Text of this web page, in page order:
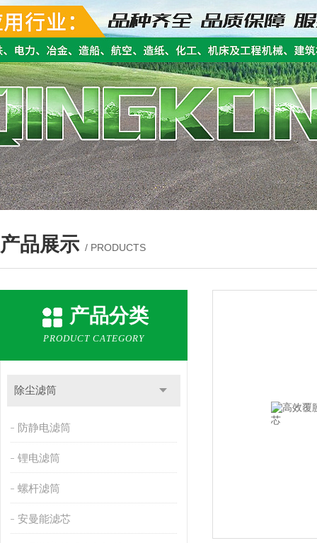
产品展示 / PRODUCTS
产品分类
PRODUCT CATEGORY
除尘滤筒
防静电滤筒
锂电滤筒
螺杆滤筒
安曼能滤芯